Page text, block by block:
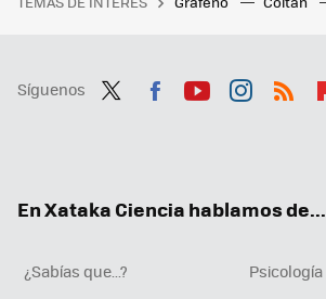
Síguenos
En Xataka Ciencia hablamos de...
¿Sabías que...?
Psicología